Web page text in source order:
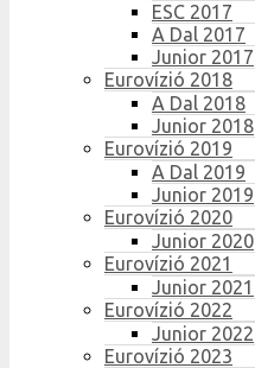
ESC 2017
A Dal 2017
Junior 2017
Eurovízió 2018
A Dal 2018
Junior 2018
Eurovízió 2019
A Dal 2019
Junior 2019
Eurovízió 2020
Junior 2020
Eurovízió 2021
Junior 2021
Eurovízió 2022
Junior 2022
Eurovízió 2023